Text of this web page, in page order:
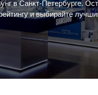
в Санкт-Петербурге.
и выбирайте